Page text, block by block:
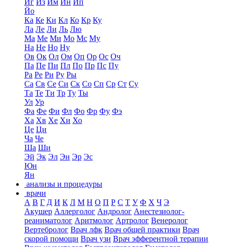
Иг Из Им Ин Ип
Йо
Ка Ке Ки Кл Ко Кр Ку
Ла Ле Ли Ль Лю
Ма Ме Ми Мо Мс Му
На Не Но Ну
Ов Ок Ол Ом Оп Ор Ос Оч
Па Пе Пи Пл По Пр Пс Пу
Ра Ре Ри Ру Ры
Са Св Се Си Ск Со Сп Ср Ст Су
Та Те Ти Тр Ту Ты
Ул Ур
Фа Фе Фи Фл Фо Фр Фу Фэ
Ха Хв Хе Хи Хо
Це Ци
Ча Че
Ша Ши
Эй Эк Эл Эн Эр Эс
Юн
Ян
анализы и процедуры
врачи
А В Г Д И К Л М Н О П Р С Т У Ф Х Ч Э
Акушер Аллерголог Андролог Анестезиолог-
реаниматолог Аритмолог Артролог Венеролог
Вертебролог Врач лфк Врач общей практики Врач
скорой помощи Врач узи Врач эфферентной терапии